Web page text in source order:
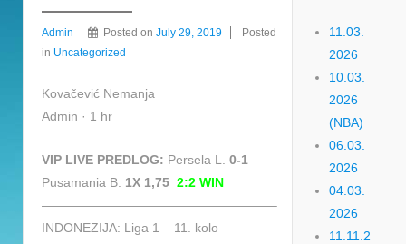
Admin Posted on July 29, 2019
Posted
in Uncategorized
Kovačević Nemanja
Admin · 1 hr
VIP LIVE PREDLOG: Persela L. 0-1
Pusamania B. 1X 1,75 2:2 WIN
——————————————————–
INDONEZIJA: Liga 1 – 11. kolo
11.03.
2026
10.03.
2026
(NBA)
06.03.
2026
04.03.
2026
11.11.2